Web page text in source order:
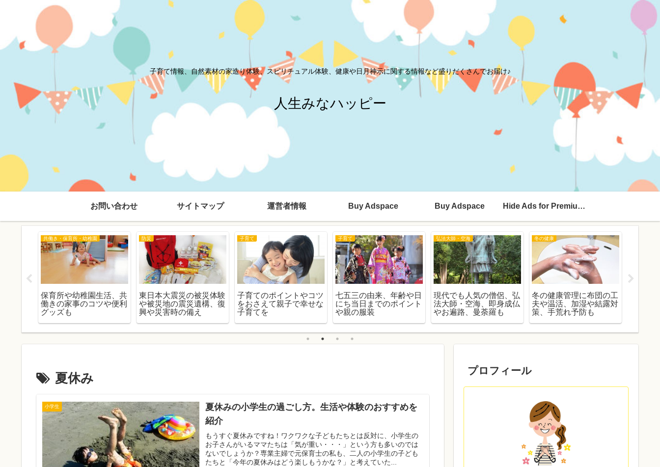
子育て情報、自然素材の家造り体験、スピリチュアル体験、健康や日月神示に関する情報など盛りだくさんでお届け♪
人生みなハッピー
お問い合わせ サイトマップ 運営者情報 Buy Adspace Buy Adspace Hide Ads for Premium Members
共働き・保育所・幼稚園
保育所や幼稚園生活、共
働きの家事のコツや便利
グッズも
防災
東日本大震災の被災体験
や被災地の震災遺構、復
興や災害時の備え
子育て
子育てのポイントやコツ
をおさえて親子で幸せな
子育てを
子育て
七五三の由来、年齢や日
にち当日までのポイント
や親の服装
弘法大師・空海
現代でも人気の僧侶、弘
法大師・空海、即身成仏
やお遍路、曼荼羅も
冬の健康
冬の健康管理に布団の工
夫や温活、加湿や結露対
策、手荒れ予防も
夏休み
小学生
夏休みの小学生の過ごし方。生活や体験のおすすめを
紹介
もうすぐ夏休みですね！ワクワクな子どもたちとは反対に、小学生の
お子さんがいるママたちは「気が重い・・・」という方も多いのでは
ないでしょうか？専業主婦で元保育士の私も、二人の小学生の子ども
たちと「今年の夏休みはどう楽しもうかな？」と考えていた...
プロフィール